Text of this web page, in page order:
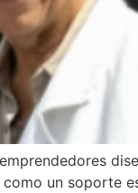
un soporte